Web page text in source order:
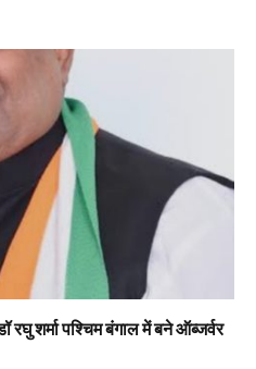
रघु शर्मा पश्चिम बंगाल में बने ऑब्जर्वर